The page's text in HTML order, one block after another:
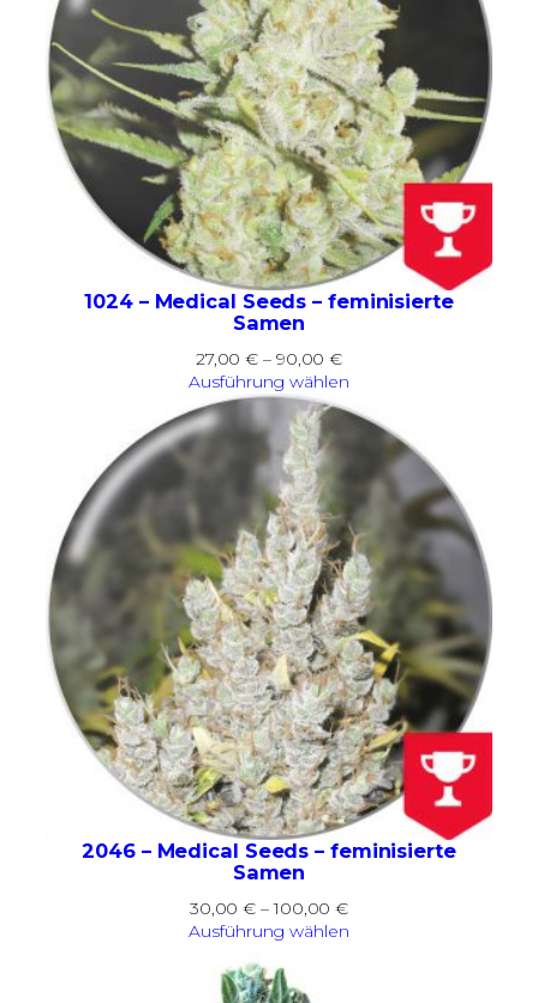
1024 – Medical Seeds – feminisierte
Samen
27,00€ – 90,00€Preisspanne:
27,00 €
bis
90,00 €
Ausführung wählen
2046 – Medical Seeds – feminisierte
Samen
30,00€ –100,00€Preisspanne:
30,00 €
Ausführung wählen